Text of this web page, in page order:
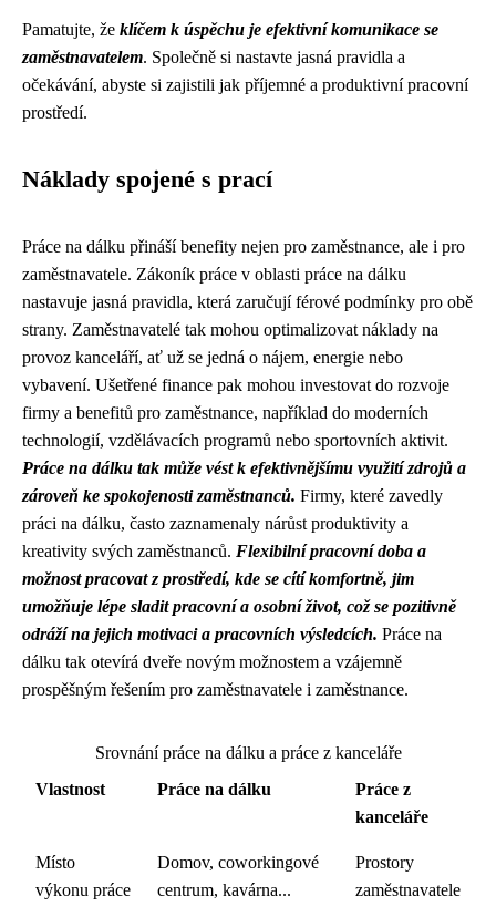
Pamatujte, že klíčem k úspěchu je efektivní komunikace se
zaměstnavatelem. Společně si nastavte jasná pravidla a
očekávání, abyste si zajistili jak příjemné a produktivní pracovní
prostředí.
Náklady spojené s prací
Práce na dálku přináší benefity nejen pro zaměstnance, ale i pro
zaměstnavatele. Zákoník práce v oblasti práce na dálku
nastavuje jasná pravidla, která zaručují férové podmínky pro obě
strany. Zaměstnavatelé tak mohou optimalizovat náklady na
provoz kanceláří, ať už se jedná o nájem, energie nebo
vybavení. Ušetřené finance pak mohou investovat do rozvoje
firmy a benefitů pro zaměstnance, například do moderních
technologií, vzdělávacích programů nebo sportovních aktivit.
Práce na dálku tak může vést k efektivnějšímu využití zdrojů a
zároveň ke spokojenosti zaměstnanců. Firmy, které zavedly
práci na dálku, často zaznamenaly nárůst produktivity a
kreativity svých zaměstnanců. Flexibilní pracovní doba a
možnost pracovat z prostředí, kde se cítí komfortně, jim
umožňuje lépe sladit pracovní a osobní život, což se pozitivně
odráží na jejich motivaci a pracovních výsledcích. Práce na
dálku tak otevírá dveře novým možnostem a vzájemně
prospěšným řešením pro zaměstnavatele i zaměstnance.
Srovnání práce na dálku a práce z kanceláře
Vlastnost
Práce na dálku
Práce z
kanceláře
Místo
výkonu práce
Domov, coworkingové
centrum, kavárna...
Prostory
zaměstnavatele